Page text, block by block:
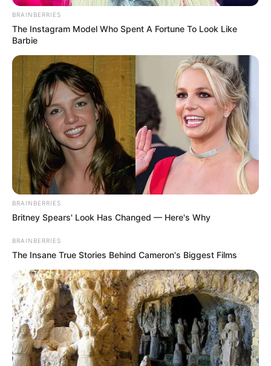
Az ügy alapja: mindenkit egyenlő mércével kell
kezelni
Az aranykonvojügy új fejleményei után Nagy Attila
BRAINBERRIES
The Instagram Model Who Spent A Fortune To Look Like
Barbie
BRAINBERRIES
Britney Spears' Look Has Changed — Here's Why
BRAINBERRIES
The Insane True Stories Behind Cameron's Biggest Films